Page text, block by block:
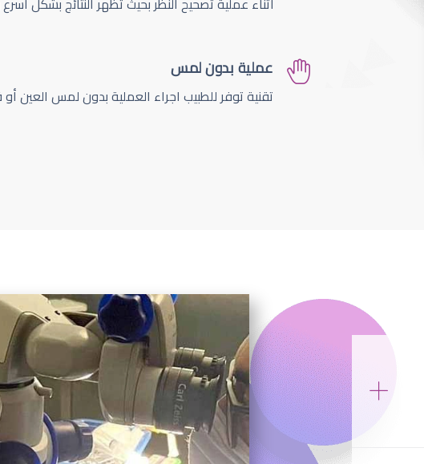
عملية بدون لمس
تقنية توفر للطبيب اجراء العملية بدون لمس العين